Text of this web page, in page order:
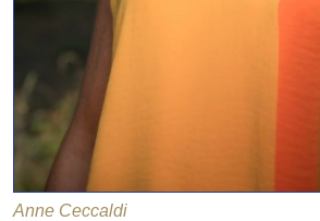
Anne Ceccaldi